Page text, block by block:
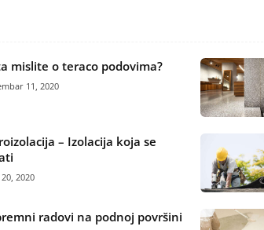
mislite o teraco podovima?
11, 2020
– Izolacija koja se
2020
radovi na podnoj površini